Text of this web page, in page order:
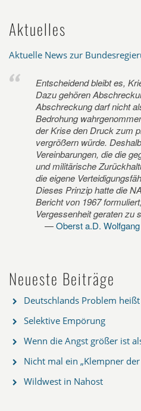
Aktuelles
Aktuelle News zur
Entscheidend bleibt es,
Dazu gehören
Abschreckung darf nicht
Bedrohung
der Krise den Druck zum
vergrößern würde.
Vereinbarungen, die die
und militärische
die eigene
Dieses Prinzip hatte die
Bericht von 1967
Vergessenheit geraten zu
Oberst a.D.
Neueste Beiträge
Deutschlands Problem
Selektive Empörung
Wenn die Angst größer ist
Nicht mal ein „Klempner
Wildwest in Nahost